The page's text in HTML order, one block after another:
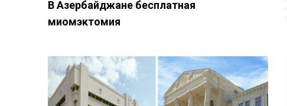
В Азербайджане бесплатная
миомэктомия